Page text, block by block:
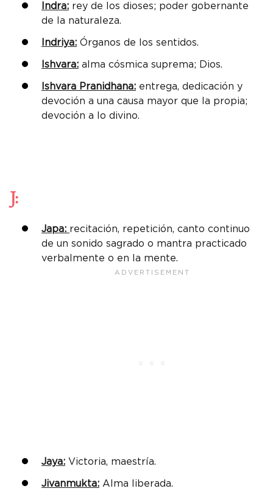
Indra: rey de los dioses; poder gobernante
de la naturaleza.
Indriya: Órganos de los sentidos.
Ishvara: alma cósmica suprema; Dios.
Ishvara Pranidhana: entrega, dedicación y
devoción a una causa mayor que la propia;
devoción a lo divino.
J:
Japa: recitación, repetición, canto continuo
de un sonido sagrado o mantra practicado
verbalmente o en la mente.
Jaya: Victoria, maestría.
Jivanmukta: Alma liberada.